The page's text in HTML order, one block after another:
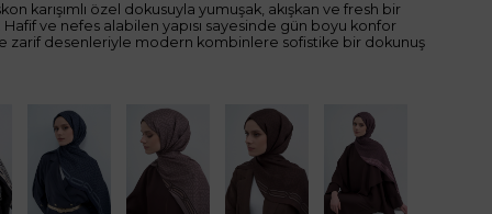
karışımlı özel dokusuyla yumuşak, akışkan ve fresh bir
Hafif ve nefes alabilen yapısı sayesinde gün boyu konfor
zarif desenleriyle modern kombinlere sofistike bir dokunuş